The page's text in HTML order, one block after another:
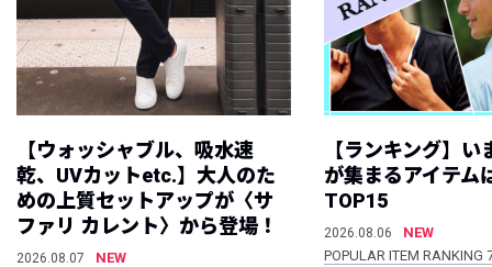
【ウォッシャブル、吸水速
乾、UVカットetc.】大人のた
めの上質セットアップが〈サ
ファリ カレント〉から登場！
2026.08.07
NEW
【ランキング】
が集まるアイテム
TOP15
2026.08.06
NEW
POPULAR ITEM